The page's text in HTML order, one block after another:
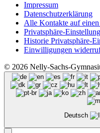
Impressum
Datenschutzerklärung
Alle Kontakte auf
Privatsphäre-
Historie Privatsphäre-
Einwilligungen
© 2026 Nelly-Sachs-
Deutsch